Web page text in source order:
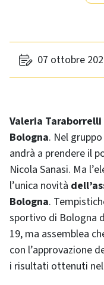
07 ottobre
Valeria Taraborrelli
Bologna. Nel
andrà a prendere il
Nicola Sanasi. Ma
l’unica novità
Bologna.
sportivo di Bologna
19, ma assemblea
con l’approvazione
i risultati ottenuti